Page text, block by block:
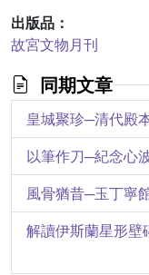
出版品：
故宮文物月刊
同期文章
皇城聚珍─清代殿
以筆作刀─紀念心
風骨猶昔─玉丁寧
解讀伊斯蘭星形